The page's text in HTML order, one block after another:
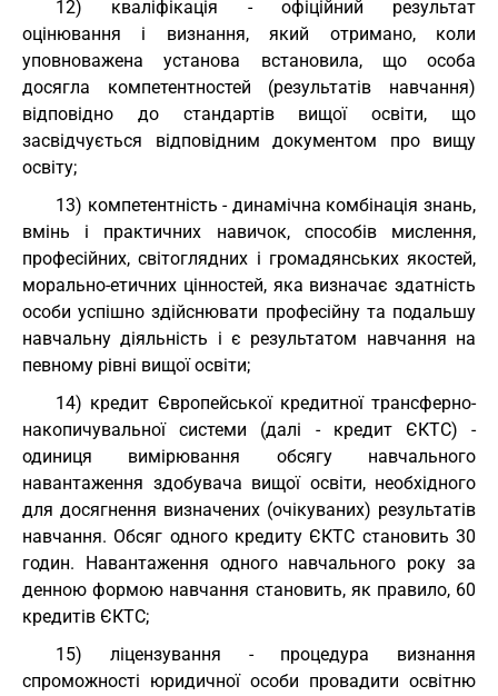
12) кваліфікація - офіційний результат
оцінювання і визнання, який отримано, коли
уповноважена установа встановила, що особа
досягла компетентностей (результатів навчання)
відповідно до стандартів вищої освіти, що
засвідчується відповідним документом про вищу
освіту;
13) компетентність - динамічна комбінація знань,
вмінь і практичних навичок, способів мислення,
професійних, світоглядних і громадянських якостей,
морально-етичних цінностей, яка визначає здатність
особи успішно здійснювати професійну та подальшу
навчальну діяльність і є результатом навчання на
певному рівні вищої освіти;
14) кредит Європейської кредитної трансферно-
накопичувальної системи (далі - кредит ЄКТС) -
одиниця вимірювання обсягу навчального
навантаження здобувача вищої освіти, необхідного
для досягнення визначених (очікуваних) результатів
навчання. Обсяг одного кредиту ЄКТС становить 30
годин. Навантаження одного навчального року за
денною формою навчання становить, як правило, 60
кредитів ЄКТС;
15) ліцензування - процедура визнання
спроможності юридичної особи провадити освітню